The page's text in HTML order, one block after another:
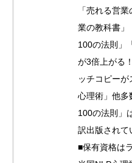
「売れる営
業の教科書」
100の法則」
が3倍上がる
ッチコピー
心理術」他多
100の法則」
訳出版されて
■保有資格は